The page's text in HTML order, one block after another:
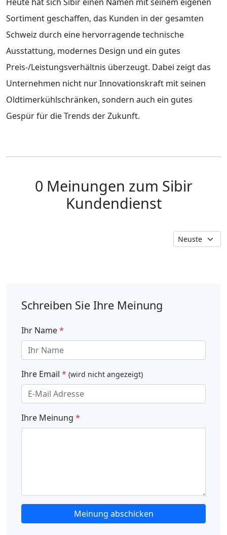
Sortiment geschaffen, das Kunden in der gesamten
Schweiz durch eine hervorragende technische
Ausstattung, modernes Design und ein gutes
Preis-/Leistungsverhältnis überzeugt. Dabei zeigt das
Unternehmen nicht nur Innovationskraft mit seinen
Oldtimerkühlschränken, sondern auch ein gutes
Gespür für die Trends der Zukunft.
0 Meinungen zum Sibir
Kundendienst
Schreiben Sie Ihre Meinung
Ihr Name*
Ihre Email * (wird nicht angezeigt)
Ihre Meinung *
Meinung abschicken